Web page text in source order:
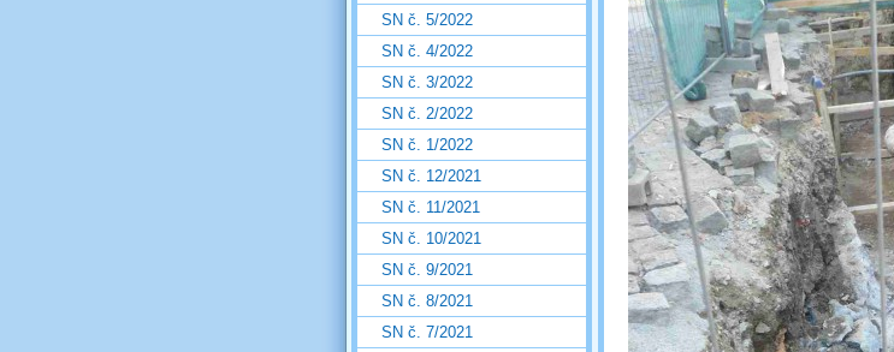
SN č. 5/2022
SN č. 4/2022
SN č. 3/2022
SN č. 2/2022
SN č. 1/2022
SN č. 12/2021
SN č. 11/2021
SN č. 10/2021
SN č. 9/2021
SN č. 8/2021
SN č. 7/2021